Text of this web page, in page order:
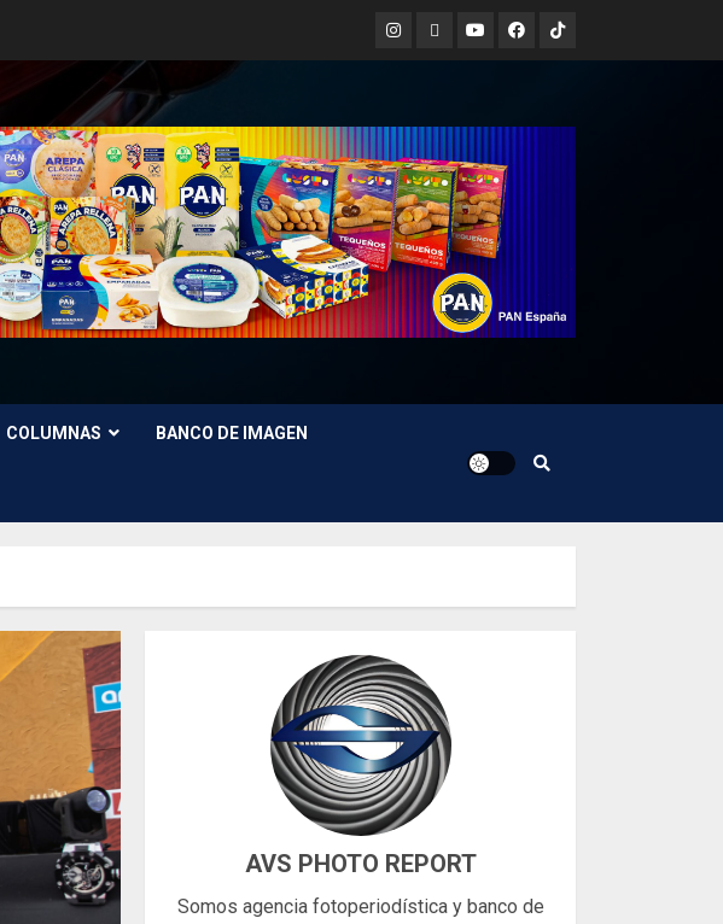
Instagram
X YoutubeFacebook
TikTok
COLUMNAS BANCO DE IMAGEN
AVS PHOTO REPORT
Somos agencia fotoperiodística y banco de